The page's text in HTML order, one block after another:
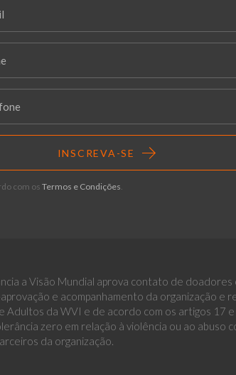
INSCREVA-SE
com osTermos e Condições.
a Visão Mundial aprova contato de
e acompanhamento da organização e
Adultos da WVI e de acordo com os artigos 17
zero em relação à violência ou ao abuso
da organização.